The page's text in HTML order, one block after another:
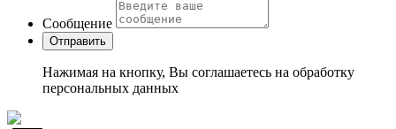
Сообщение
Нажимая на кнопку, Вы соглашаетесь на обработку
персональных данных